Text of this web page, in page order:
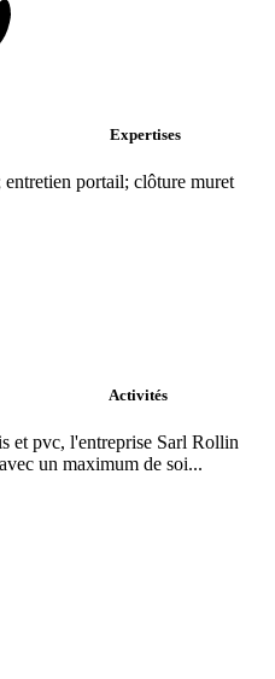
Expertises
portail; clôture muret
Activités
et pvc, l'entreprise Sarl Rollin
un maximum de soi...